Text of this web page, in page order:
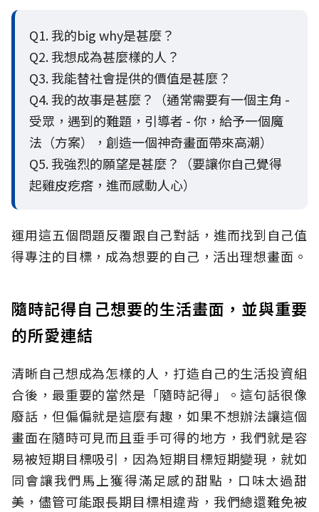
Q1. 我的big why是甚麼？
Q2. 我想成為甚麼樣的人？
Q3. 我能替社會提供的價值是甚麼？
Q4. 我的故事是甚麼？（通常需要有一個主角 -
受眾，遇到的難題，引導者 - 你，給予一個魔
法（方案），創造一個神奇畫面帶來高潮）
Q5. 我強烈的願望是甚麼？（要讓你自己覺得
起雞皮疙瘩，進而感動人心）
運用這五個問題反覆跟自己對話，進而找到自己值
得專注的目標，成為想要的自己，活出理想畫面。
隨時記得自己想要的生活畫面，並與重要
的所愛連結
清晰自己想成為怎樣的人，打造自己的生活投資組
合後，最重要的當然是「隨時記得」。這句話很像
廢話，但偏偏就是這麼有趣，如果不想辦法讓這個
畫面在隨時可見而且垂手可得的地方，我們就是容
易被短期目標吸引，因為短期目標短期變現，就如
同會讓我們馬上獲得滿足感的甜點，口味太過甜
美，儘管可能跟長期目標相違背，我們總還難免被